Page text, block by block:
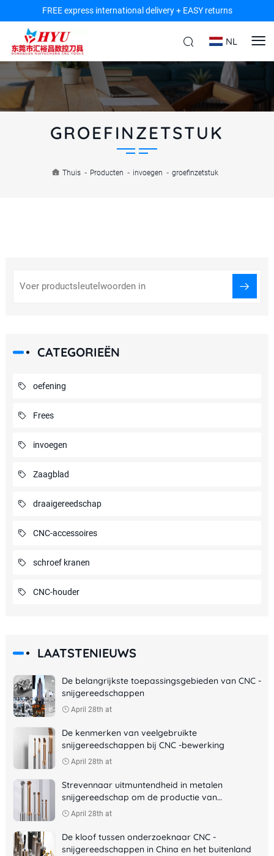
FREE express international delivery + EASY returns
NL
GROEFINZETSTUK
Thuis - Producten - invoegen - groefinzetstuk
CATEGORIEËN
oefening
Frees
invoegen
Zaagblad
draaigereedschap
CNC-accessoires
schroef kranen
CNC-houder
LAATSTENIEUWS
De belangrijkste toepassingsgebieden van CNC -
snijgereedschappen
April 28th at
De kenmerken van veelgebruikte
snijgereedschappen bij CNC -bewerking
April 28th at
Strevennaar uitmuntendheid in metalen
snijgereedschap om de productie van
ruimtevaart te helpen
April 28th at
De kloof tussen onderzoeknaar CNC -
snijgereedschappen in China en het buitenland